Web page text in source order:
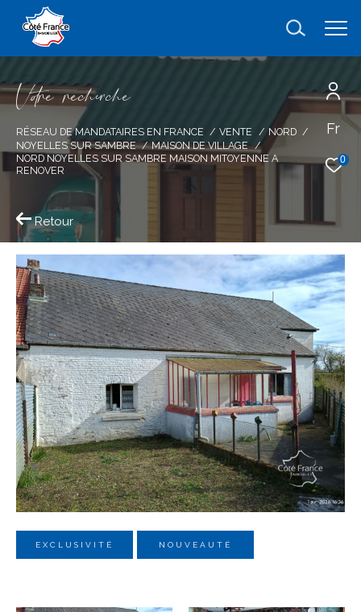
Fr
0
Vore recece
RÉSEAU DE MANDATAIRES EN FRANCE VENTE
NORD
NOYELLES SUR SAMBRE
MAISON DE VILLAGE
NORD NOYELLES SUR SAMBRE MAISON MITOYENNE A
RENOVER
Retour
EXCLUSIVITÉ NOUVEAUTÉ
Effectuer une recherche
et trouver le bien qui correspond à vos
critères
Type
d'offre
Vente
Type
de
bien
type de bien
Ville
Budget
Budget
Surface
Surface
Pièces
Référence